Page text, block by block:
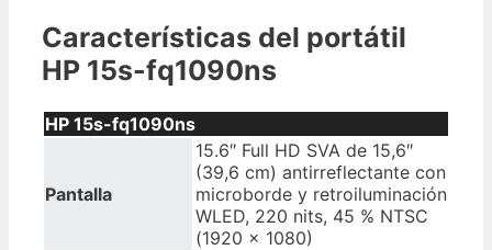
Características del portátil
HP 15s-fq1090ns
HP 15s-fq1090ns
Pantalla
15.6″ Full HD SVA de 15,6″
(39,6 cm) antirreflectante con
microborde y retroiluminación
WLED, 220 nits, 45 % NTSC
(1920 x 1080)